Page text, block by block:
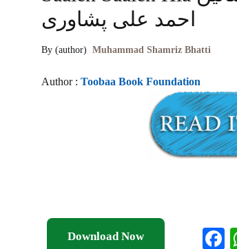
احمد علی پشاوری
By (author) Muhammad Shamriz Bhatti
Author : Toobaa Book Foundation
Download Now